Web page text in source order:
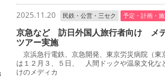
2025.11.20 民鉄・公営・三セク 予定・計画・
京急など 訪日外国人旅行者向け メ
ツアー実施
京浜急行電鉄、京急開発、東京労災病院（東
は１２月３、５日、 人間ドックや温泉文化な
けのメディカ